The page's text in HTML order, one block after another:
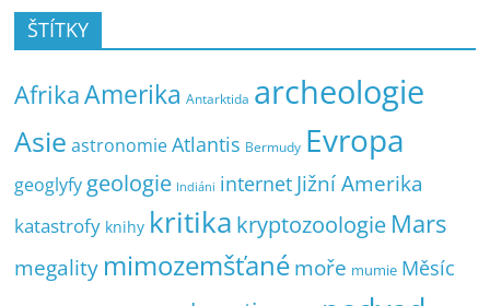
ŠTÍTKY
AfrikaAmerika Antarktida archeologie
Asie astronomie Atlantis Bermudy Evropa
geoglyfy geologie Indiáni internet Jižní Amerika
katastrofy knihy kritika kryptozoologie Mars
megality mimozemšťanémoře mumie Měsíc